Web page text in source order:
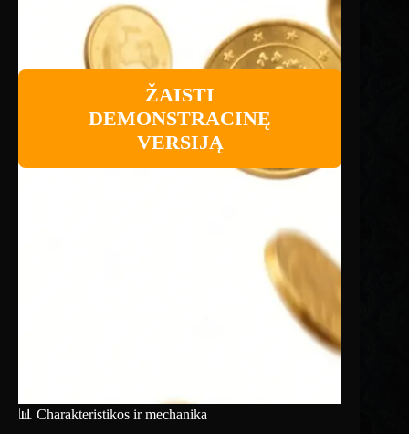
ŽAISTI
DEMONSTRACINĘ
VERSIJĄ
📊 Charakteristikos ir mechanika